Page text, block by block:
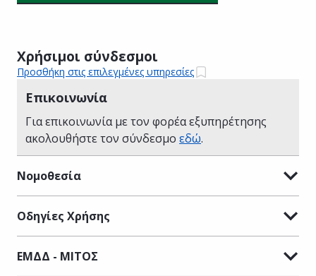
Χρήσιμοι σύνδεσμοι
Προσθήκη στις επιλεγμένες υπηρεσίες
Επικοινωνία
Για επικοινωνία με τον φορέα εξυπηρέτησης
ακολουθήστε τον σύνδεσμο εδώ.
Νομοθεσία
Οδηγίες Χρήσης
ΕΜΔΔ - ΜΙΤΟΣ